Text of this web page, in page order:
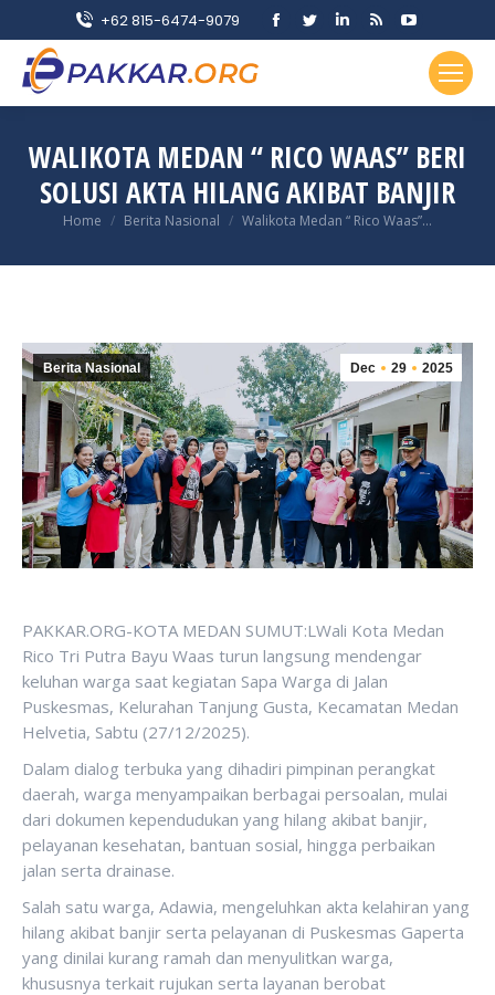
+62 815-6474-9079
Facebook
in
window
Twitter
in
window
Linkedin
in
window
Rss
opens
in
window
YouTube
page
opens
in
window
WALIKOTA MEDAN “ RICO WAAS” BERI
SOLUSI AKTA HILANG AKIBAT BANJIR
You are here:
Home Berita Nasional Walikota Medan “ Rico Waas”…
Dec 29 2025
Berita Nasional
PAKKAR.ORG-KOTA MEDAN SUMUT:LWali Kota Medan
Rico Tri Putra Bayu Waas turun langsung mendengar
keluhan warga saat kegiatan Sapa Warga di Jalan
Puskesmas, Kelurahan Tanjung Gusta, Kecamatan Medan
Helvetia, Sabtu (27/12/2025).
Dalam dialog terbuka yang dihadiri pimpinan perangkat
daerah, warga menyampaikan berbagai persoalan, mulai
dari dokumen kependudukan yang hilang akibat banjir,
pelayanan kesehatan, bantuan sosial, hingga perbaikan
jalan serta drainase.
Salah satu warga, Adawia, mengeluhkan akta kelahiran yang
hilang akibat banjir serta pelayanan di Puskesmas Gaperta
yang dinilai kurang ramah dan menyulitkan warga,
khususnya terkait rujukan serta layanan berobat